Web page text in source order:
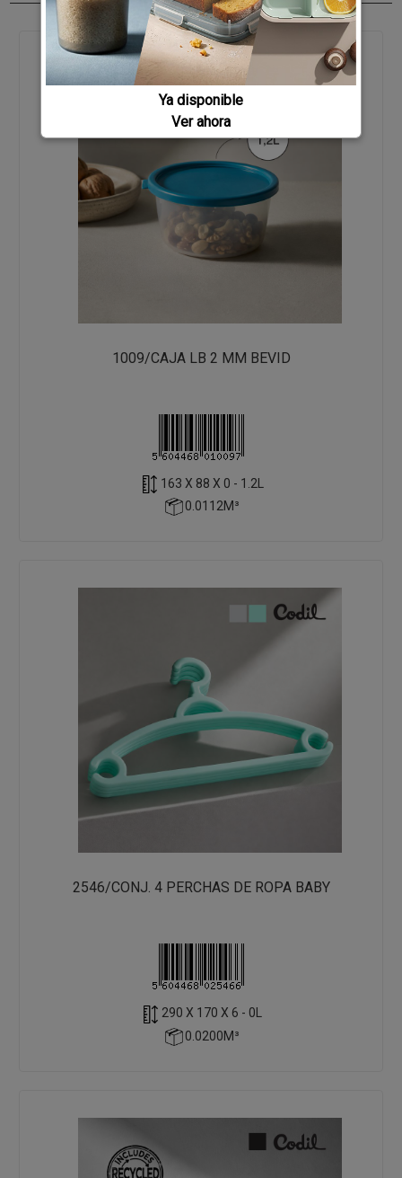
1009/CAJA LB 2 MM BEVID
163 X 88 X 0 - 1.2L
0.0112M³
2546/CONJ. 4 PERCHAS DE ROPA BABY
290 X 170 X 6 - 0L
0.0200M³
Ya disponible
Ver ahora